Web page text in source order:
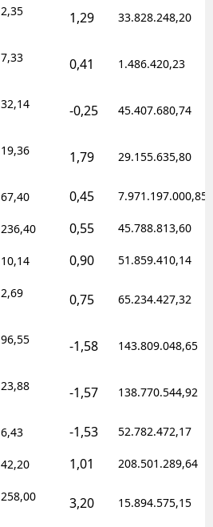
2,35 1,29 33.828.248,20
7,33 0,41 1.486.420,23
32,14 -0,25 45.407.680,74
19,36 1,79 29.155.635,80
67,40 0,45 7.971.197.000,85
236,40 0,55 45.788.813,60
10,14 0,90 51.859.410,14
2,69 0,75 65.234.427,32
96,55 -1,58 143.809.048,65
23,88 -1,57 138.770.544,92
6,43 -1,53 52.782.472,17
42,20 1,01 208.501.289,64
258,00 3,20 15.894.575,15